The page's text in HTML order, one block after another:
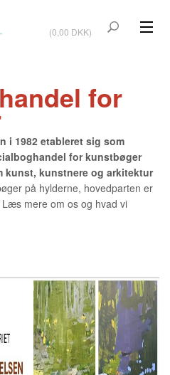
(0,00 DKK)
OM BOGGALLERIET
NYHEDSBREV
Salgsbetingelser
for
i 1982 etableret sig som
for kunstbøger
kunst, kunstnere og arkitektur
på hylderne, hovedparten er
mere om os og hvad vi